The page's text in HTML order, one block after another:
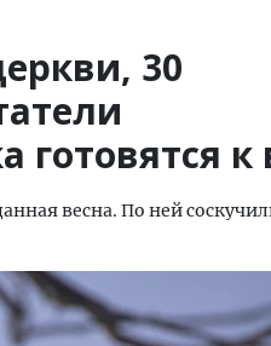
30
готовятся к
весна. По ней